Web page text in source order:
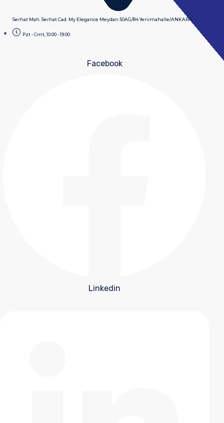
Serhat Mah. Serhat Cad. My Elegance Meydan 50AG/84 Yenimahalle/ANKARA
Pzt - Cmt, 10:00 - 19:00
Facebook
Linkedin